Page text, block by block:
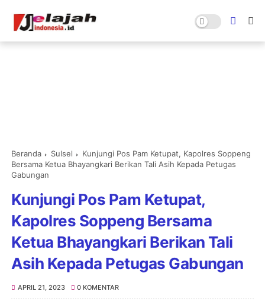
Beranda Sulsel
Kunjungi Pos Pam Ketupat, Kapolres Soppeng
Bersama Ketua Bhayangkari Berikan Tali Asih Kepada Petugas
Gabungan
Kunjungi Pos Pam Ketupat,
Kapolres Soppeng Bersama
Ketua Bhayangkari Berikan Tali
Asih Kepada Petugas Gabungan
APRIL 21, 2023 0 KOMENTAR